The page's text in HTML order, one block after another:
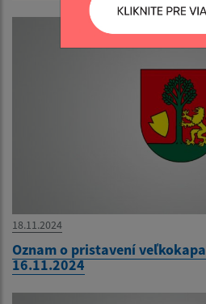
18.11.2024
Oznam o pristavení
16.11.2024